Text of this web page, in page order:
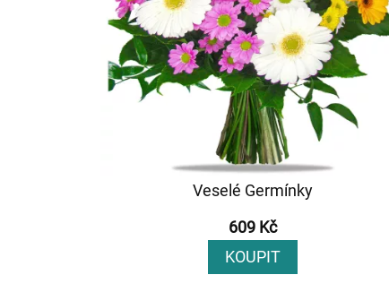
Veselé Germínky
609 Kč
KOUPIT